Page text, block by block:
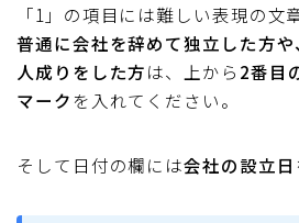
「1」の項目には難しい表現の文
普通に会社を辞めて独立した方
人成りをした方は、上から 2番目
マークを入れてください。
そして日付の欄には会社の設立日